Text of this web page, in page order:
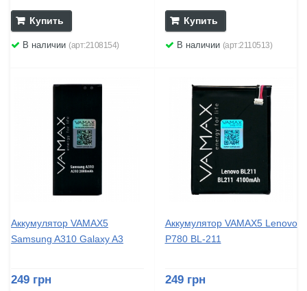
Купить
В наличии (арт:2108154)
Купить
В наличии (арт:2110513)
Аккумулятор VAMAX5
Samsung A310 Galaxy A3
249 грн
Аккумулятор VAMAX5 Lenovo
P780 BL-211
249 грн